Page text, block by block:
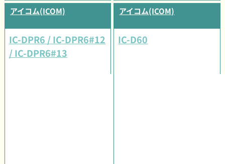
アイコム(ICOM)
IC-DPR6 / IC-DPR6#12
/ IC-DPR6#13
アイコム(ICOM)
IC-D60